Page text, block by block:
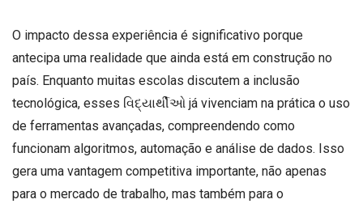
O impacto dessa experiência é significativo porque
antecipa uma realidade que ainda está em construção no
país. Enquanto muitas escolas discutem a inclusão
tecnológica, esses વિદ્યાર્થીઓ já vivenciam na prática o uso
de ferramentas avançadas, compreendendo como
funcionam algoritmos, automação e análise de dados. Isso
gera uma vantagem competitiva importante, não apenas
para o mercado de trabalho, mas também para o